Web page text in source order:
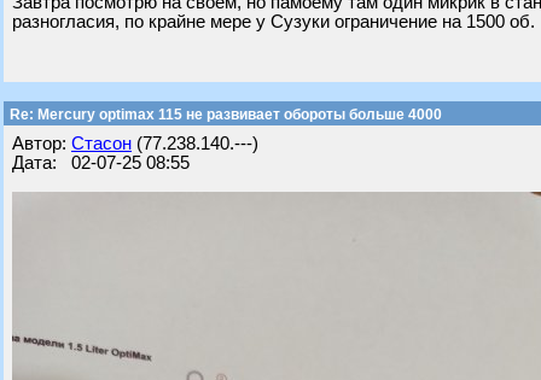
разногласия, по крайне мере у Сузуки ограничение на 1500 об.
Re: Mercury optimax 115 не развивает обороты больше 4000
Автор: Стасон (77.238.140.---)
Дата: 02-07-25 08:55